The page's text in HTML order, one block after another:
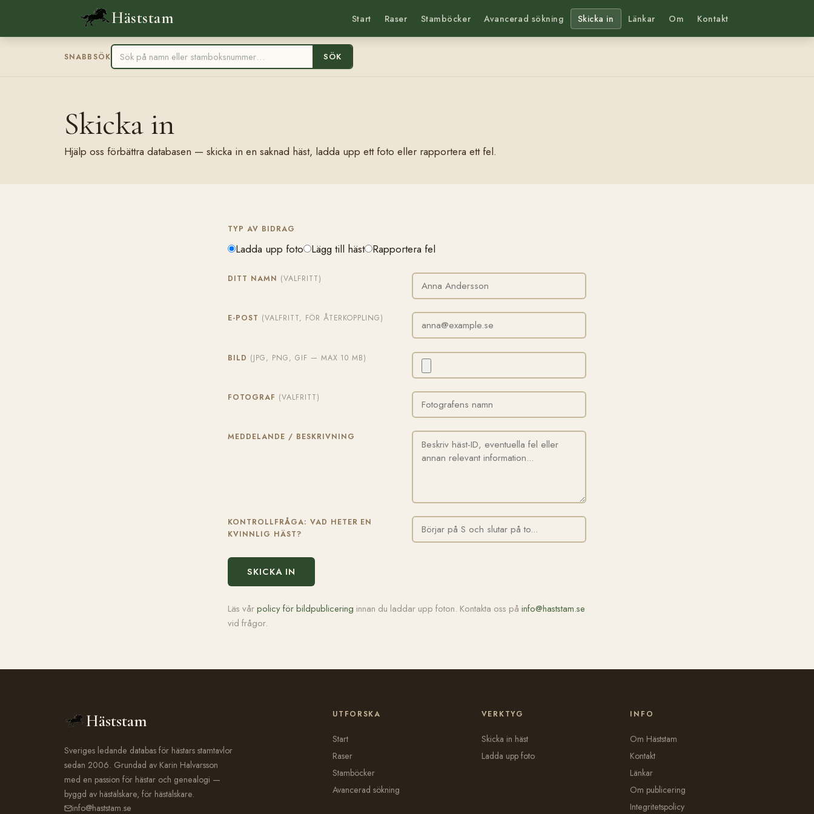
Häststam Start Raser Stamböcker Avancerad sökning Skicka in Länkar Om Kontakt
SNABBSÖK SÖK
Skicka in
Hjälp oss förbättra databasen — skicka in en saknad häst, ladda upp ett foto eller rapportera ett fel.
TYP AV BIDRAG
Ladda upp foto Lägg till häst Rapportera fel
DITT NAMN (VALFRITT)
E-POST (VALFRITT, FÖR ÅTERKOPPLING)
BILD (JPG, PNG, GIF — MAX 10 MB)
FOTOGRAF (VALFRITT)
MEDDELANDE / BESKRIVNING
KONTROLLFRÅGA: VAD HETER EN
KVINNLIG HÄST?
SKICKA IN
Läs vårpolicy för bildpublicering innan du laddar upp foton. Kontakta oss på info@haststam.se
vid frågor.
Häststam
Sveriges ledande databas för hästars stamtavlor
sedan 2006. Grundad av Karin Halvarsson
med en passion för hästar och genealogi —
byggd av hästälskare, för hästälskare.
info@haststam.se
UTFORSKA
Start
Raser
Stamböcker
Avancerad sökning
VERKTYG
Skicka in häst
Ladda upp foto
INFO
Om Häststam
Kontakt
Länkar
Om publicering
Integritetspolicy